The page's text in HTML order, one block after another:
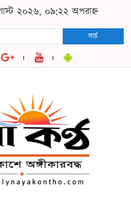
২০২৬, ০৯:২২ অপরাহ্ন
সার্চ